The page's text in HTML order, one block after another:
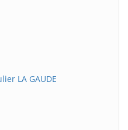
LA GAUDE